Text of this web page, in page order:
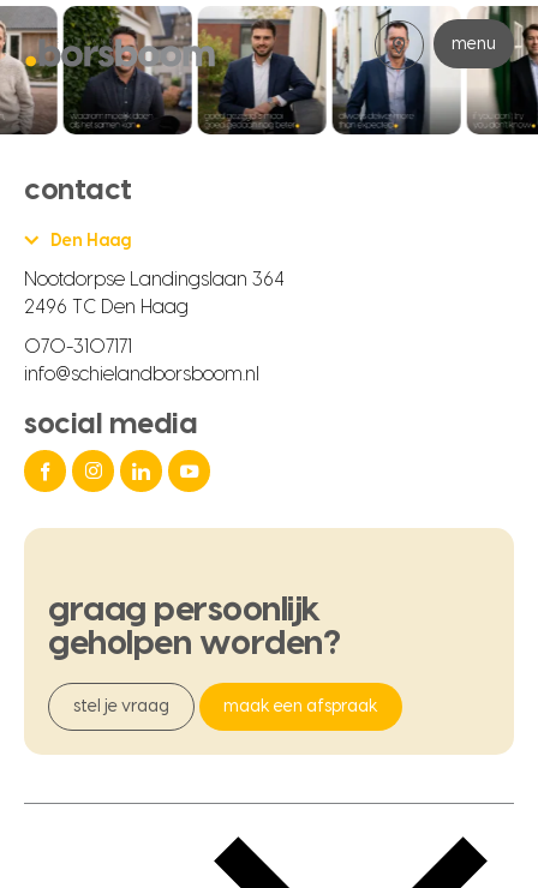
menu
contact
Den Haag
Nootdorpse Landingslaan 364
2496 TC Den Haag
070-3107171
info@schielandborsboom.nl
social media
graag persoonlijk
geholpen worden?
stel je vraag maak een afspraak